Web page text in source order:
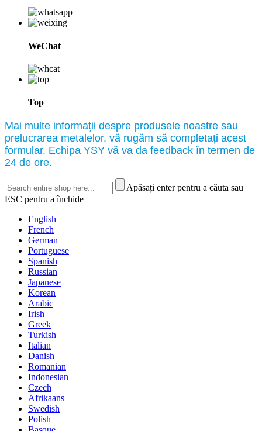
WeChat
Top
Mai multe informații despre produsele noastre sau
prelucrarea metalelor, vă rugăm să completați acest
formular. Echipa YSY vă va da feedback în termen de
24 de ore.
Apăsați enter pentru a căuta sau
ESC pentru a închide
English
French
German
Portuguese
Spanish
Russian
Japanese
Korean
Arabic
Irish
Greek
Turkish
Italian
Danish
Romanian
Indonesian
Czech
Afrikaans
Swedish
Polish